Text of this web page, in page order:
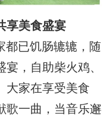
享美食盛宴
都已饥肠辘辘，随
，自助柴火鸡、
大家在享受美食
歌一曲，当音乐邂